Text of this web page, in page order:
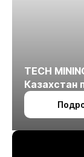
TECH
Казахстан
октября в